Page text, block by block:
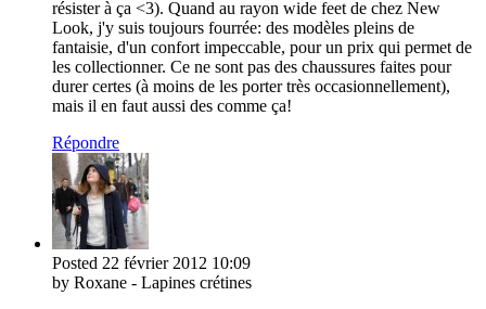
résister à ça <3). Quand au rayon wide feet de chez New
Look, j'y suis toujours fourrée: des modèles pleins de
fantaisie, d'un confort impeccable, pour un prix qui permet de
les collectionner. Ce ne sont pas des chaussures faites pour
durer certes (à moins de les porter très occasionnellement),
mais il en faut aussi des comme ça!
Répondre
Posted 22 février 2012 10:09
by Roxane - Lapines crétines